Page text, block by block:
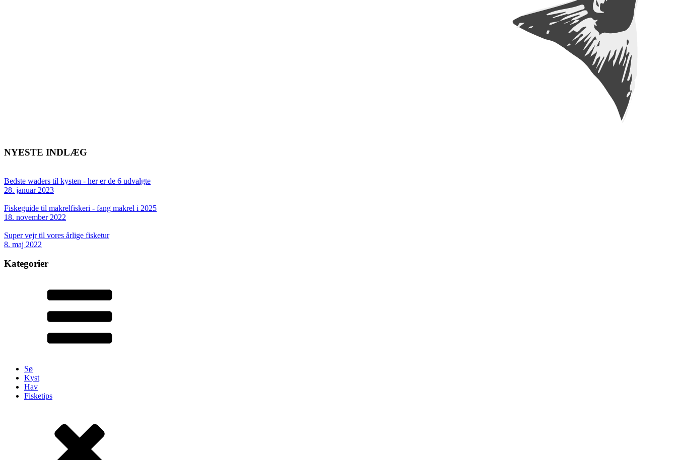
NYESTE INDLÆG
Bedste waders til kysten - her er de 6 udvalgte
28. januar 2023
Fiskeguide til makrelfiskeri - fang makrel i 2025
18. november 2022
Super vejr til vores årlige fisketur
8. maj 2022
Kategorier
Sø
Kyst
Hav
Fisketips